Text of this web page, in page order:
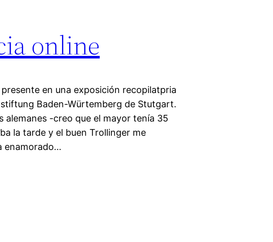
online
en una exposición recopilatpria
Baden-Würtemberg de Stutgart.
alemanes -creo que el mayor tenía 35
la tarde y el buen Trollinger me
enamorado…